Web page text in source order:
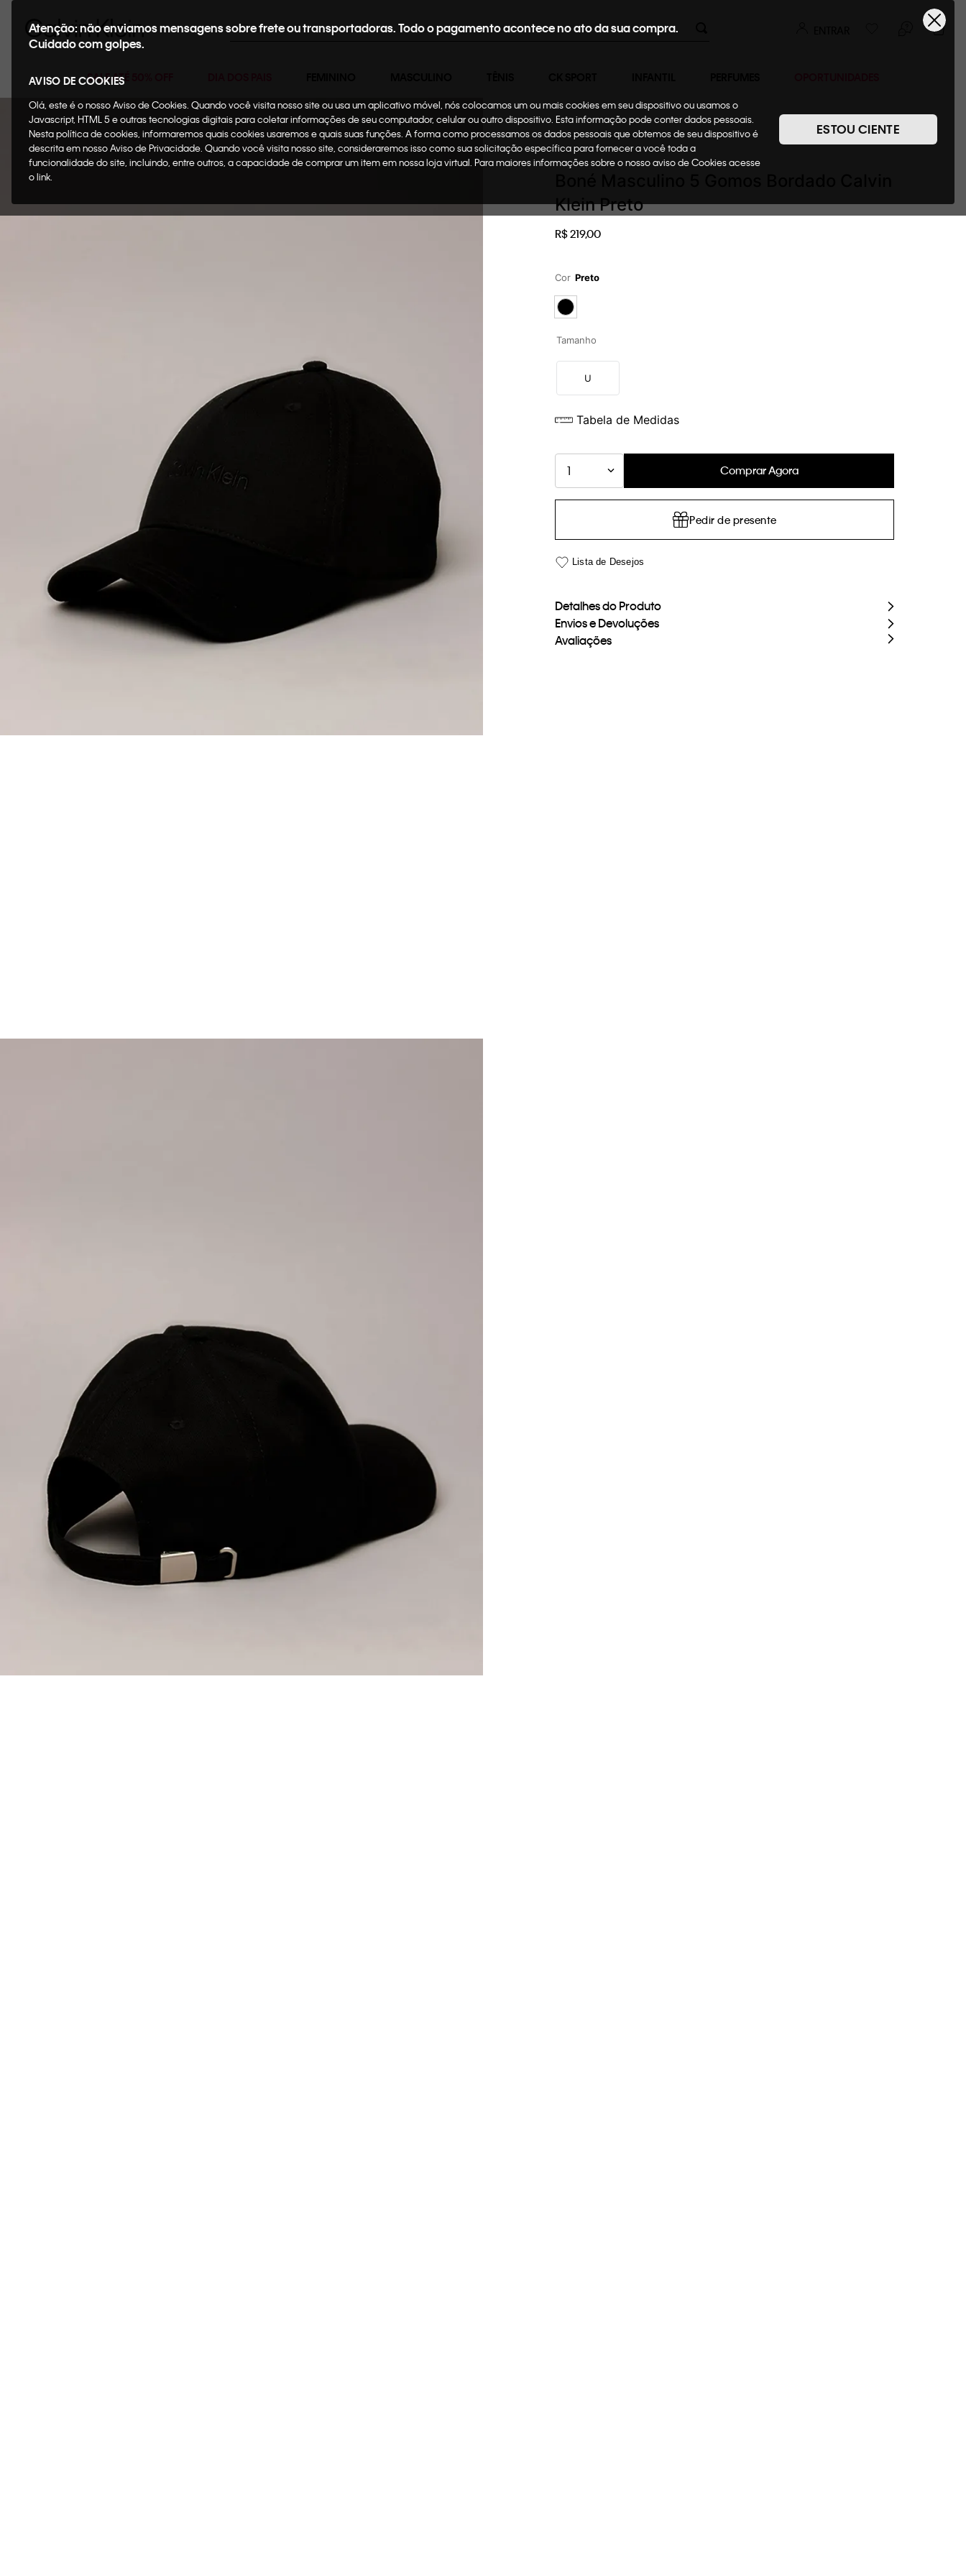
Buscar
SALE ATÉ 50% OFF
Atenção: não enviamos mensagens sobre frete ou transportadoras. Todo o pagamento acontece no ato da sua compra.
Cuidado com golpes.
AVISO DE COOKIES
Olá, este é o nosso Aviso de Cookies. Quando você visita nosso site ou usa um aplicativo móvel, nós colocamos um ou mais cookies em seu dispositivo ou usamos o
Javascript, HTML 5 e outras tecnologias digitais para coletar informações de seu computador, celular ou outro dispositivo. Esta informação pode conter dados pessoais.
Nesta política de cookies, informaremos quais cookies usaremos e quais suas funções. A forma como processamos os dados pessoais que obtemos de seu dispositivo é
descrita em nosso Aviso de Privacidade. Quando você visita nosso site, consideraremos isso como sua solicitação específica para fornecer a você toda a
funcionalidade do site, incluindo, entre outros, a capacidade de comprar um item em nossa loja virtual. Para maiores informações sobre o nosso aviso de Cookies acesse
o link.
ESTOU CIENTE
Masculino Acessórios Bonés
Klein Preto
R$219,00
Cor Preto
Tamanho
U
Tabela de Medidas
1 Comprar Agora
Pedir de presente
Detalhes do Produto
Envios e Devoluções
Avaliações